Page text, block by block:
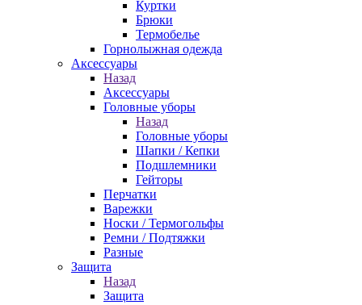
Куртки
Брюки
Термобелье
Горнолыжная одежда
Аксессуары
Назад
Аксессуары
Головные уборы
Назад
Головные уборы
Шапки / Кепки
Подшлемники
Гейторы
Перчатки
Варежки
Носки / Термогольфы
Ремни / Подтяжки
Разные
Защита
Назад
Защита